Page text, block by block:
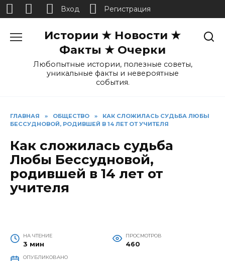
Истории ★ Новости ★
Факты ★ Очерки
Любопытные истории, полезные советы,
уникальные факты и невероятные
события.
ГЛАВНАЯ » ОБЩЕСТВО »
КАК СЛОЖИЛАСЬ СУДЬБА ЛЮБЫ
БЕССУДНОВОЙ, РОДИВШЕЙ В 14 ЛЕТ ОТ УЧИТЕЛЯ
Как сложилась судьба
Любы Бессудновой,
родившей в 14 лет от
учителя
НА ЧТЕНИЕ
3 мин
ПРОСМОТРОВ
460
ОПУБЛИКОВАНО
Вход Регистрация